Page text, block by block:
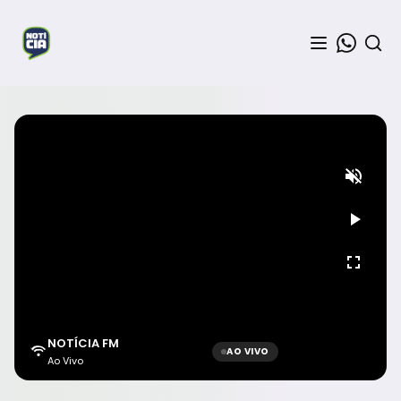
NOTÍCIA FM
Ao Vivo
AO VIVO